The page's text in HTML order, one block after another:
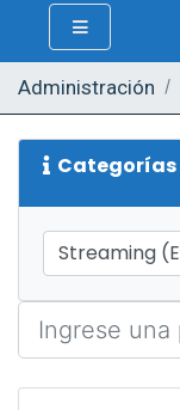
Administración
Categorías